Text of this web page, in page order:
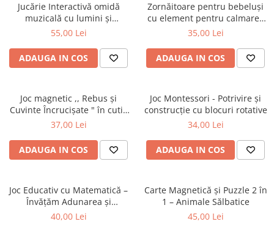
Jucărie Interactivă omidă
muzicală cu lumini și
zornăitoare pentru bebeluși
55,00 Lei
ADAUGA IN COS
Zornăitoare pentru bebeluși
cu element pentru calmarea
gingiilor - Model Ursuleț
35,00 Lei
ADAUGA IN COS
Joc magnetic ,, Rebus și
Cuvinte Încrucișate " în cutie
metalică pentru călătorii
37,00 Lei
ADAUGA IN COS
Joc Montessori - Potrivire și
construcție cu blocuri rotative
34,00 Lei
ADAUGA IN COS
Joc Educativ cu Matematică –
Învățăm Adunarea și
Scăderea prin Joacă
40,00 Lei
Carte Magnetică și Puzzle 2 în
1 – Animale Sălbatice
45,00 Lei